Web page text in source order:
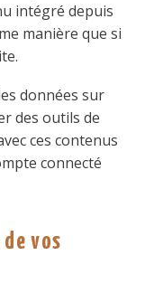
intégré depuis
manière que si
données sur
des outils de
ces contenus
connecté
vos